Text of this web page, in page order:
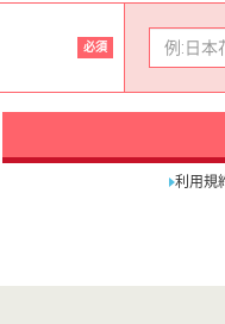
必須
利用規